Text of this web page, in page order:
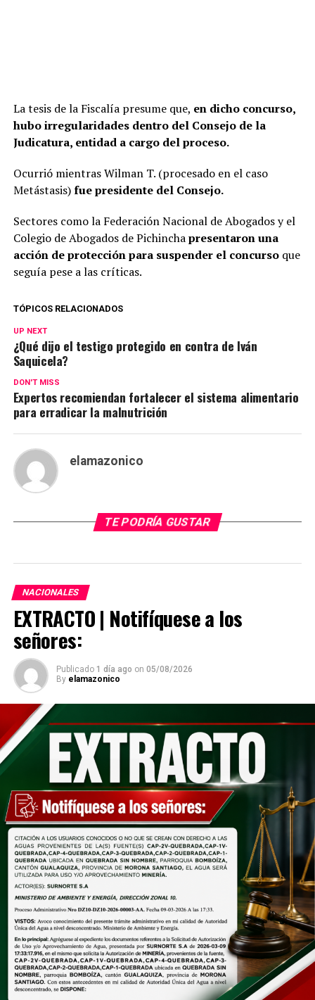
La tesis de la Fiscalía presume que, en dicho concurso,
hubo irregularidades dentro del Consejo de la
Judicatura, entidad a cargo del proceso.
Ocurrió mientras Wilman T. (procesado en el caso
Metástasis)fue presidente del Consejo.
Sectores como la Federación Nacional de Abogados y el
Colegio de Abogados de Pichinchapresentaron una
acción de protección para suspender el concursoque
seguía pese a las críticas.
TÓPICOS RELACIONADOS
UP NEXT
¿Qué dijo el testigo protegido en contra de Iván
Saquicela?
DON'T MISS
Expertos recomiendan fortalecer el sistema alimentario
para erradicar la malnutrición
elamazonico
TE PODRÍA GUSTAR
NACIONALES
EXTRACTO | Notifíquese a los
señores:
Publicado 1 día ago on 05/08/2026
By elamazonico